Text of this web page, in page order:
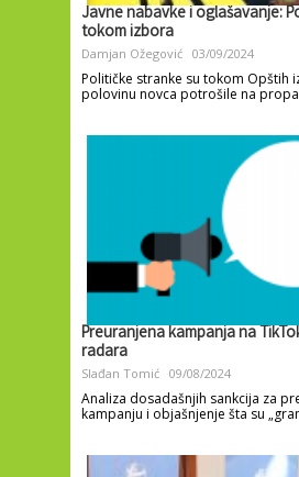
Javne nabavke i oglašavanje:
tokom izbora
Damjan Ožegović 03/09/2024
Političke stranke su tokom Opštih
polovinu novca potrošile na
Preuranjena kampanja na
radara
Slađan Tomić 09/08/2024
Analiza dosadašnjih sankcija za
kampanju i objašnjenje šta su